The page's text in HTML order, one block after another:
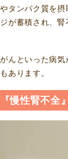
タンパク質を
が蓄積され、腎
んといった病気
あります。
慢性腎不全